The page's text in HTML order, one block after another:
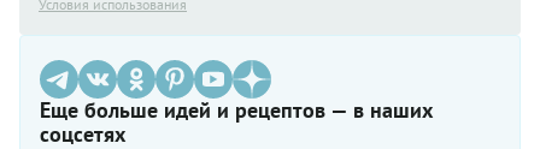
Условия использования
Еще больше идей и рецептов — в наших
соцсетях